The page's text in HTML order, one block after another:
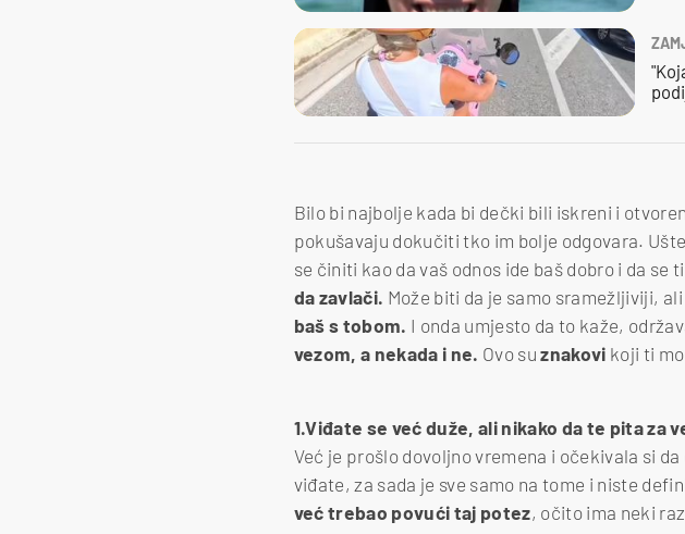
Bilo bi najbolje kada bi dečki bili iskreni i
pokušavaju dokučiti tko im bolje odgovara.
se činiti kao da vaš odnos ide baš dobro i da se
da zavlači. Može biti da je samo sramežljiviji,
baš s tobom. I onda umjesto da to kaže,
vezom, a nekada i ne. Ovo suznakovi koji ti
1.Viđate se već duže, ali nikako da te pita za
Već je prošlo dovoljno vremena i očekivala si
viđate, za sada je sve samo na tome i niste
već trebao povući taj potez, očito ima neki